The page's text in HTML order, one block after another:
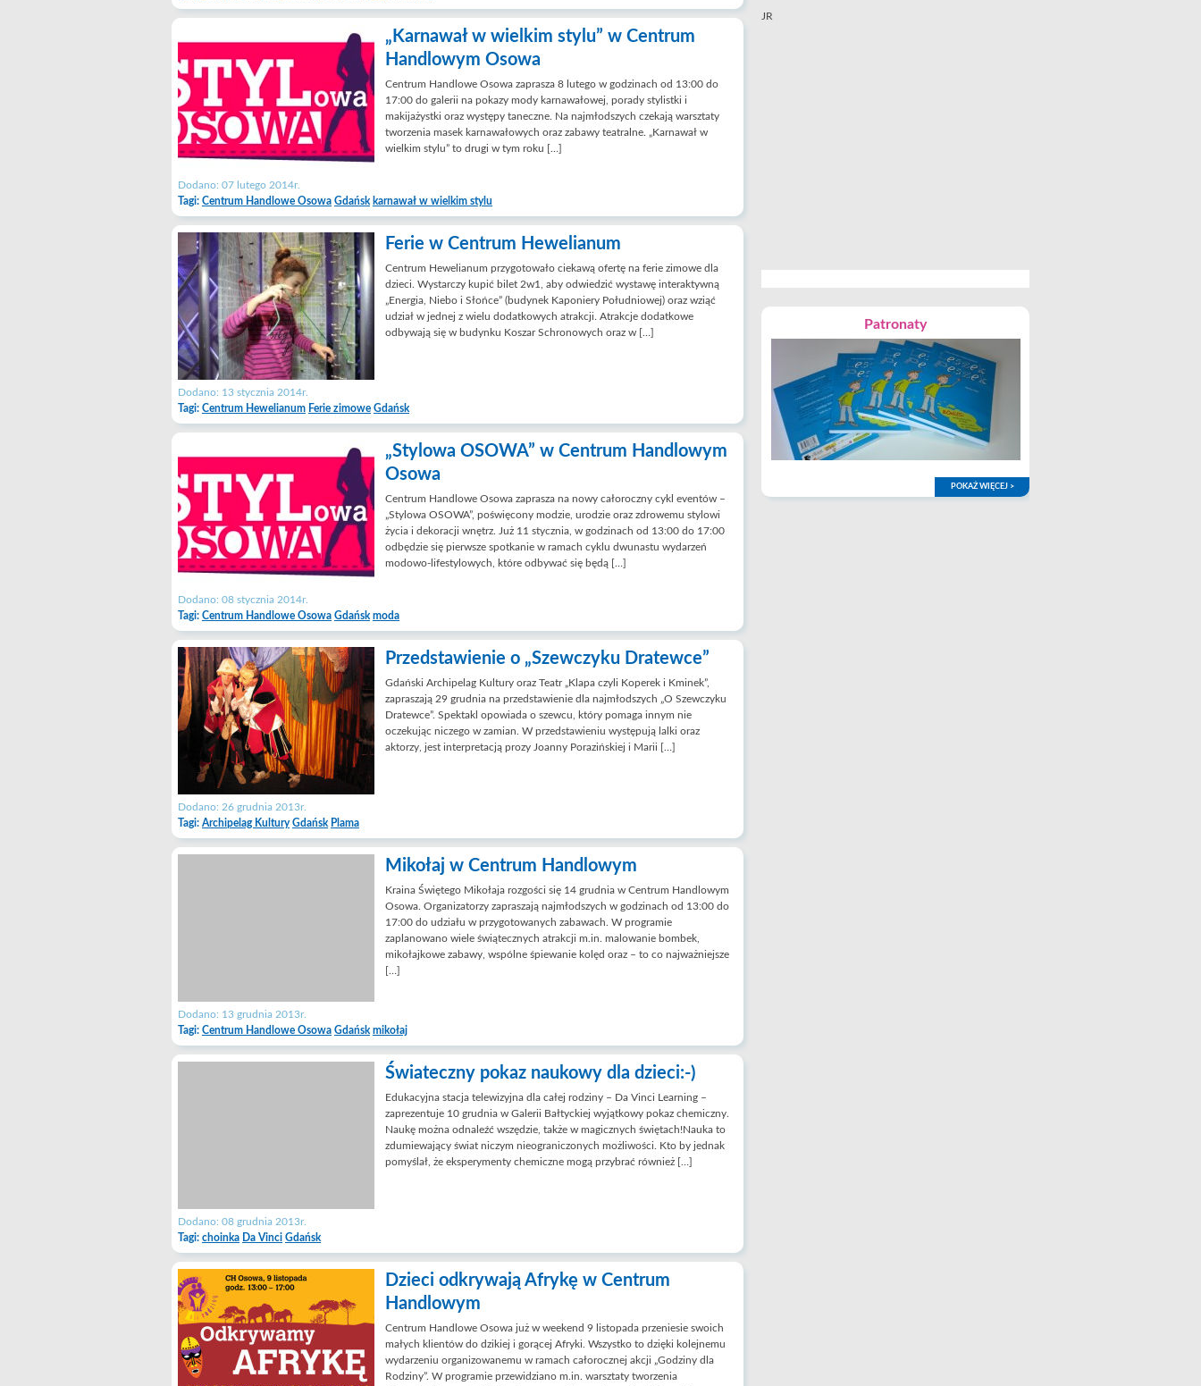
„Karnawał w wielkim stylu” w Centrum
Handlowym Osowa
Centrum Handlowe Osowa zaprasza 8 lutego w godzinach od 13:00 do
17:00 do galerii na pokazy mody karnawałowej, porady stylistki i
makijażystki oraz występy taneczne. Na najmłodszych czekają warsztaty
tworzenia masek karnawałowych oraz zabawy teatralne. „Karnawał w
wielkim stylu” to drugi w tym roku […]
Dodano: 07 lutego 2014r.
Tagi: Centrum Handlowe Osowa Gdańsk karnawał w wielkim stylu
Ferie w Centrum Hewelianum
Centrum Hewelianum przygotowało ciekawą ofertę na ferie zimowe dla
dzieci. Wystarczy kupić bilet 2w1, aby odwiedzić wystawę interaktywną
„Energia, Niebo i Słońce” (budynek Kaponiery Południowej) oraz wziąć
udział w jednej z wielu dodatkowych atrakcji. Atrakcje dodatkowe
odbywają się w budynku Koszar Schronowych oraz w […]
Dodano: 13 stycznia 2014r.
Tagi: Centrum Hewelianum Ferie zimowe Gdańsk
„Stylowa OSOWA” w Centrum Handlowym
Osowa
Centrum Handlowe Osowa zaprasza na nowy całoroczny cykl eventów –
„Stylowa OSOWA”, poświęcony modzie, urodzie oraz zdrowemu stylowi
życia i dekoracji wnętrz. Już 11 stycznia, w godzinach od 13:00 do 17:00
odbędzie się pierwsze spotkanie w ramach cyklu dwunastu wydarzeń
modowo-lifestylowych, które odbywać się będą […]
Dodano: 08 stycznia 2014r.
Tagi: Centrum Handlowe Osowa Gdańsk moda
Przedstawienie o „Szewczyku Dratewce”
Gdański Archipelag Kultury oraz Teatr „Klapa czyli Koperek i Kminek”,
zapraszają 29 grudnia na przedstawienie dla najmłodszych „O Szewczyku
Dratewce”. Spektakl opowiada o szewcu, który pomaga innym nie
oczekując niczego w zamian. W przedstawieniu występują lalki oraz
aktorzy, jest interpretacją prozy Joanny Porazińskiej i Marii […]
Dodano: 26 grudnia 2013r.
Tagi: Archipelag Kultury Gdańsk Plama
Mikołaj w Centrum Handlowym
Kraina Świętego Mikołaja rozgości się 14 grudnia w Centrum Handlowym
Osowa. Organizatorzy zapraszają najmłodszych w godzinach od 13:00 do
17:00 do udziału w przygotowanych zabawach. W programie
zaplanowano wiele świątecznych atrakcji m.in. malowanie bombek,
mikołajkowe zabawy, wspólne śpiewanie kolęd oraz – to co najważniejsze
[…]
Dodano: 13 grudnia 2013r.
Tagi: Centrum Handlowe Osowa Gdańsk mikołaj
Świateczny pokaz naukowy dla dzieci:-)
Edukacyjna stacja telewizyjna dla całej rodziny – Da Vinci Learning –
zaprezentuje 10 grudnia w Galerii Bałtyckiej wyjątkowy pokaz chemiczny.
Naukę można odnaleźć wszędzie, także w magicznych świętach!Nauka to
zdumiewający świat niczym nieograniczonych możliwości. Kto by jednak
pomyślał, że eksperymenty chemiczne mogą przybrać również […]
Dodano: 08 grudnia 2013r.
Tagi: choinka Da Vinci Gdańsk
Dzieci odkrywają Afrykę w Centrum
Handlowym
Centrum Handlowe Osowa już w weekend 9 listopada przeniesie swoich
małych klientów do dzikiej i gorącej Afryki. Wszystko to dzięki kolejnemu
wydarzeniu organizowanemu w ramach całorocznej akcji „Godziny dla
Rodziny”. W programie przewidziano m.in. warsztaty tworzenia
JR
Patronaty
POKAŻ WIĘCEJ >